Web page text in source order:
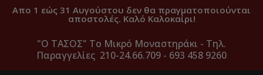
Απο 1 εώς 31 Αυγούστου δεν θα πραγματοποιούνται
αποστολές. Καλό Καλοκαίρι!
"O ΤΑΣΟΣ" Το Μικρό Μοναστηράκι - Τηλ.
Παραγγελίες 210-24.66.709 - 693 458 9260